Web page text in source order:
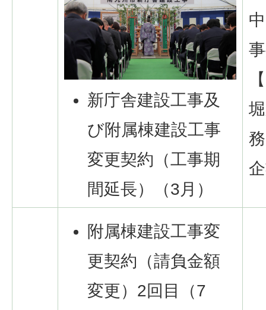
新庁舎建設工事及
び附属棟建設工事
変更契約（工事期
間延長）（3月）
附属棟建設工事変
更契約（請負金額
変更）2回目（7